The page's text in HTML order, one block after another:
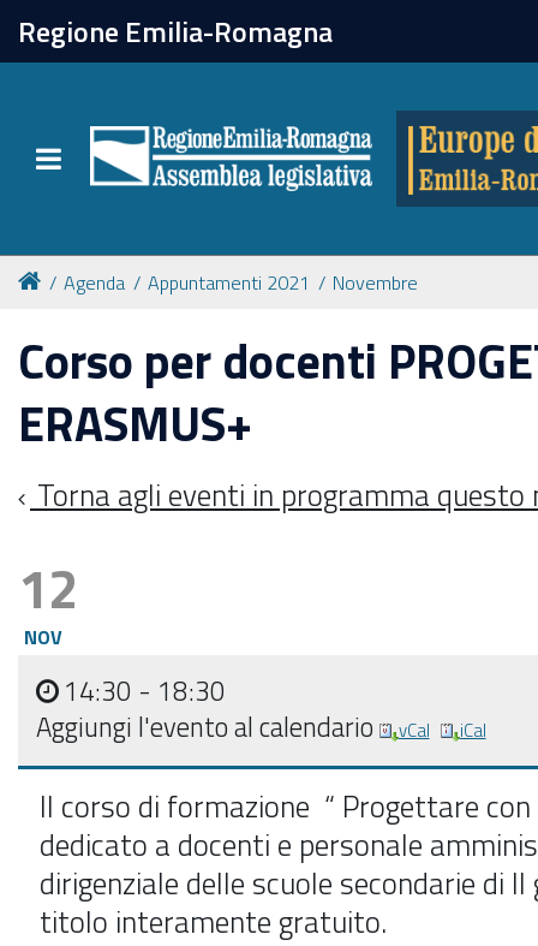
Regione Emilia-Romagna
Toggle navigation
chiudi
Attività
Formazione
Eventi
Tutte le notizie
Newsletter
Agenda Appuntamenti 2021 Novembre
Corso per docenti
ERASMUS+
Torna agli eventi in programma questo
12
NOV
14:30 - 18:30
Aggiungi l'evento al calendario
vCal iCal
Il corso di formazione “ Progettare con
dedicato a docenti e personale
dirigenziale delle scuole secondarie di II
titolo interamente gratuito.